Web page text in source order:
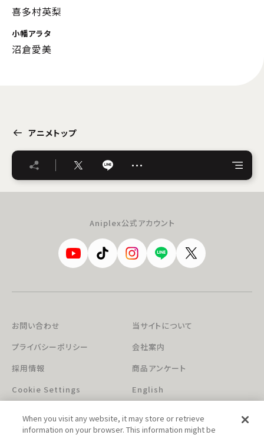
喜多村英梨
小幡アラタ
沼倉愛美
アニメトップ
…
Aniplex公式アカウント
お問い合わせ
当サイトについて
プライバシーポリシー
会社案内
採用情報
商品アンケート
Cookie Settings
English
When you visit any website, it may store or retrieve
information on your browser. This information might be